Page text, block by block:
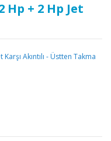
Hp + 2 Hp Jet
Akıntılı - Üstten Takma